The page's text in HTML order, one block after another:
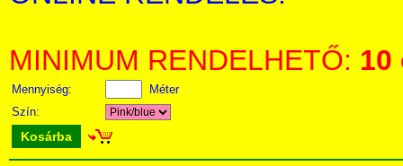
MINIMUM RENDELHETŐ: 10
Mennyiség:
Méter
Szín:
Kosárba